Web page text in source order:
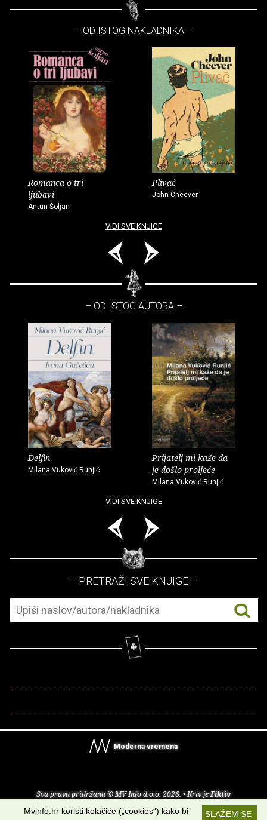
– OD ISTOG NAKLADNIKA –
Romanca o tri
ljubavi
Antun Šoljan
Plivač
John Cheever
VIDI SVE KNJIGE
– OD ISTOG AUTORA –
Delfin
Milana Vuković Runjić
Prijatelj mi kaže da
je došlo proljeće
Milana Vuković Runjić
VIDI SVE KNJIGE
– PRETRAŽI SVE KNJIGE –
Moderna vremena
Sva prava pridržana © MV Info d.o.o. 2026. • Kriv jeFiktiv
O nama• Pomoć• Uvjeti korištenja•RSS kanaliSLAŽEM SE
Mvinfo.hr koristi kolačiće („cookies“) kako bi